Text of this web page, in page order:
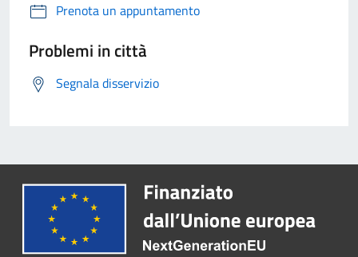
Prenota un appuntamento
Problemi in città
Segnala disservizio